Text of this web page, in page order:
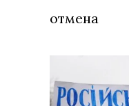
отмена